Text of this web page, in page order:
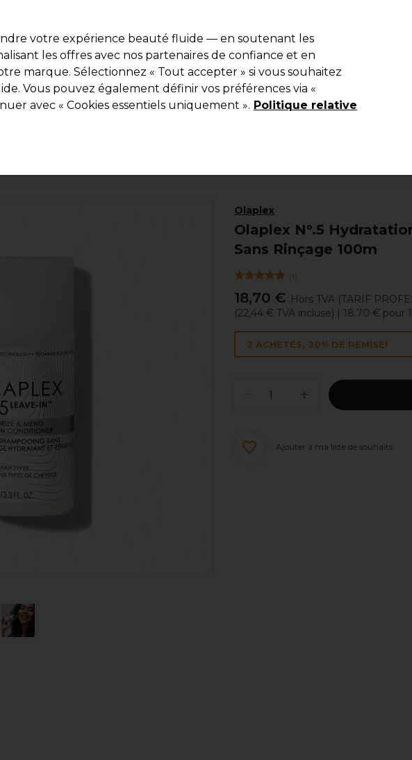
Rechercher
Electro et Matériel Equipement de salon Beauté Hommes
Olaplex
Olaplex N°.5
Sans Rinçage 100m
(1)
18,70 € Hors TVA (TARIF
(22,44 € TVA incluse) | 18.70 € pour
2 ACHETÉS, 20% DE REMISE!
Ajouter à ma liste de souhaits
votre expérience beauté fluide — en soutenant les
les offres avec nos partenaires de confiance et en
marque. Sélectionnez « Tout accepter » si vous souhaitez
Vous pouvez également définir vos préférences via «
avec « Cookies essentiels uniquement ». Politique relative